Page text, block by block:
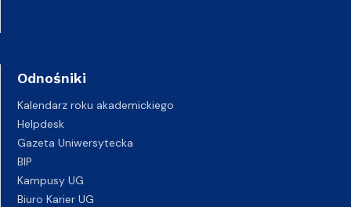
Odnośniki
Kalendarz roku akademickiego
Helpdesk
Gazeta Uniwersytecka
BIP
Kampusy UG
Biuro Karier UG